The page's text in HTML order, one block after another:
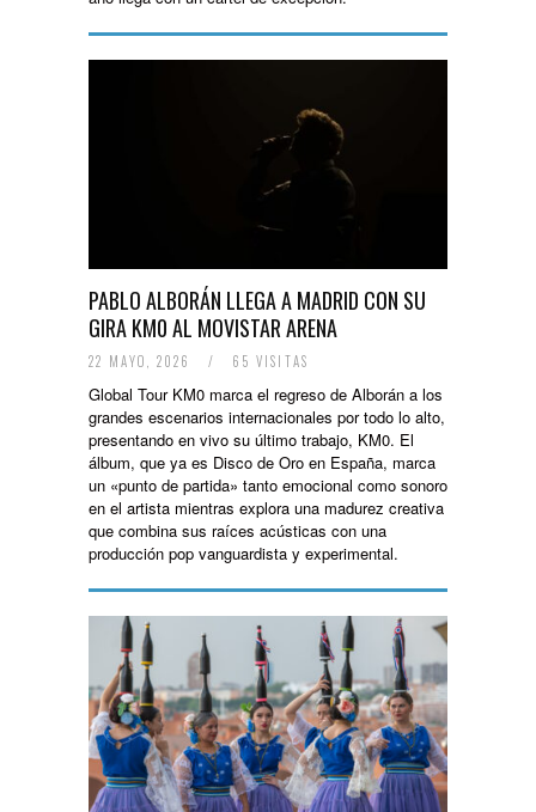
PABLO ALBORÁN LLEGA A MADRID CON SU
GIRA KM0 AL MOVISTAR ARENA
22 MAYO, 2026 / 65 VISITAS
Global Tour KM0 marca el regreso de Alborán a los
grandes escenarios internacionales por todo lo alto,
presentando en vivo su último trabajo, KM0. El
álbum, que ya es Disco de Oro en España, marca
un «punto de partida» tanto emocional como sonoro
en el artista mientras explora una madurez creativa
que combina sus raíces acústicas con una
producción pop vanguardista y experimental.